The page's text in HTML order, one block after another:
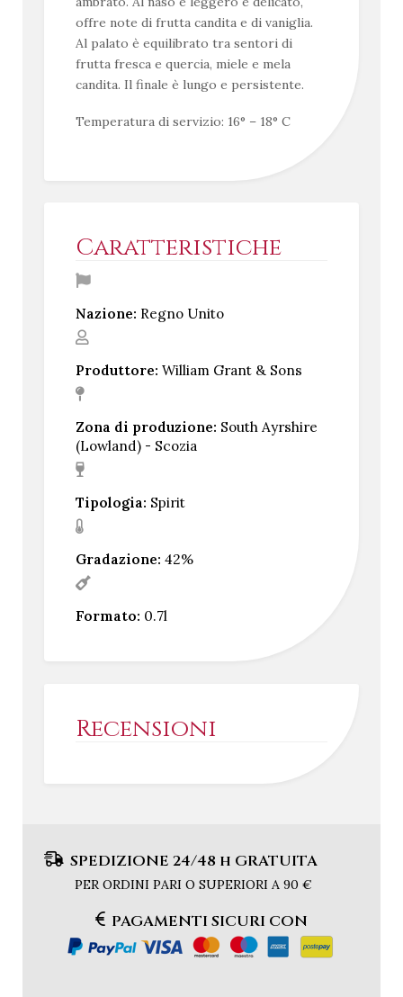
offre note di frutta candita e di vaniglia.
Al palato è equilibrato tra sentori di
frutta fresca e quercia, miele e mela
candita. Il finale è lungo e persistente.
Temperatura di servizio: 16° – 18° C
Caratteristiche
Nazione: Regno Unito
Produttore: William Grant & Sons
Zona di produzione: South Ayrshire
(Lowland) - Scozia
Tipologia: Spirit
Gradazione: 42%
Formato: 0.7l
Recensioni
SPEDIZIONE 24/48 h GRATUITA
PER ORDINI PARI O SUPERIORI A 90 €
PAGAMENTI SICURI CON